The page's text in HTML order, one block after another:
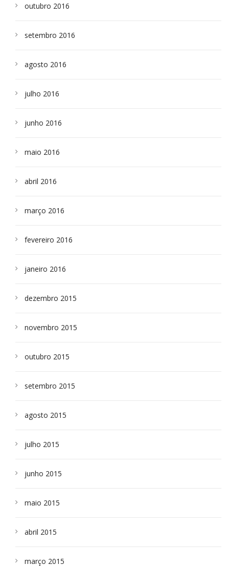
outubro 2016
setembro 2016
agosto 2016
julho 2016
junho 2016
maio 2016
abril 2016
março 2016
fevereiro 2016
janeiro 2016
dezembro 2015
novembro 2015
outubro 2015
setembro 2015
agosto 2015
julho 2015
junho 2015
maio 2015
abril 2015
março 2015